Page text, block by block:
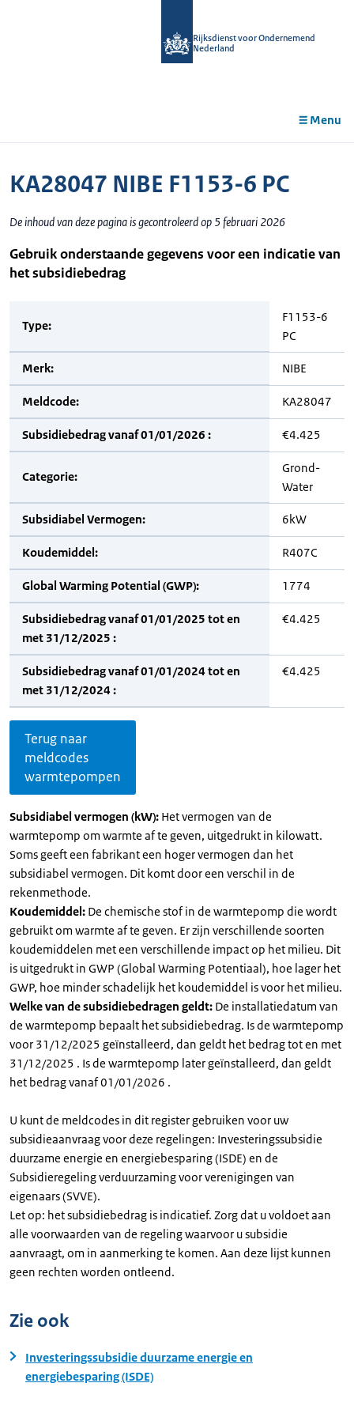
Rijksdienst voor Ondernemend
Nederland
Menu
KA28047 NIBE F1153-6 PC
De inhoud van deze pagina is gecontroleerd op 5 februari 2026
Gebruik onderstaande gegevens voor een indicatie van
het subsidiebedrag
Type:
F1153-6
PC
Merk: NIBE
Meldcode: KA28047
Subsidiebedrag vanaf 01/01/2026 : €4.425
Categorie:
Grond-
Water
Subsidiabel Vermogen: 6kW
Koudemiddel: R407C
Global Warming Potential (GWP): 1774
Subsidiebedrag vanaf 01/01/2025 tot en
met 31/12/2025 :
€4.425
Subsidiebedrag vanaf 01/01/2024 tot en
met 31/12/2024 :
€4.425
Terug naar
meldcodes
warmtepompen
Subsidiabel vermogen (kW): Het vermogen van de
warmtepomp om warmte af te geven, uitgedrukt in kilowatt.
Soms geeft een fabrikant een hoger vermogen dan het
subsidiabel vermogen. Dit komt door een verschil in de
rekenmethode.
Koudemiddel: De chemische stof in de warmtepomp die wordt
gebruikt om warmte af te geven. Er zijn verschillende soorten
koudemiddelen met een verschillende impact op het milieu. Dit
is uitgedrukt in GWP (Global Warming Potentiaal), hoe lager het
GWP, hoe minder schadelijk het koudemiddel is voor het milieu.
Welke van de subsidiebedragen geldt: De installatiedatum van
de warmtepomp bepaalt het subsidiebedrag. Is de warmtepomp
voor 31/12/2025 geïnstalleerd, dan geldt het bedrag tot en met
31/12/2025 . Is de warmtepomp later geïnstalleerd, dan geldt
het bedrag vanaf 01/01/2026 .
U kunt de meldcodes in dit register gebruiken voor uw
subsidieaanvraag voor deze regelingen: Investeringssubsidie
duurzame energie en energiebesparing (ISDE) en de
Subsidieregeling verduurzaming voor verenigingen van
eigenaars (SVVE).
Let op: het subsidiebedrag is indicatief. Zorg dat u voldoet aan
alle voorwaarden van de regeling waarvoor u subsidie
aanvraagt, om in aanmerking te komen. Aan deze lijst kunnen
geen rechten worden ontleend.
Zie ook
Investeringssubsidie duurzame energie en
energiebesparing (ISDE)